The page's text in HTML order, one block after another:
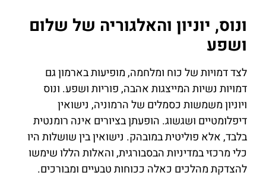
ונוס, יוניון והאלגוריה של שלום
ושפע
לצד דמויות של כוח ומלחמה, מופיעות בארמון גם
דמויות נשיות המייצגות אהבה, פוריות ושפע. ונוס
ויוניון משמשות כסמלים של הרמוניה, נישואין
דיפלומטיים ושגשוג. הופעתן בציורים אינה רומנטית
בלבד, אלא פוליטית במובהק. נישואין בין שושלות היו
כלי מרכזי במדיניות הבסבורגית, והאלות הללו שימשו
להצדקת מהלכים כאלה ככוחות טבעיים ומבורכים.